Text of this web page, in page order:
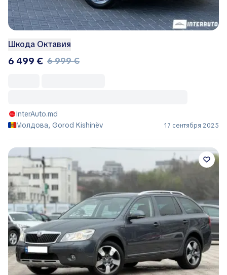
Шкода Октавия
6 499 € 6 999 €
InterAuto.md
Молдова, Gorod Kishinëv
17 сентября 2025